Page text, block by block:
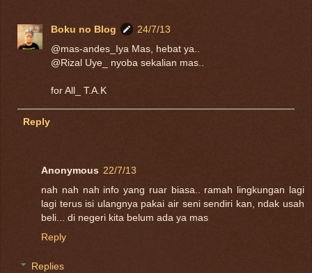
Boku no Blog
24/7/13
@mas-andes_Iya Mas, hebat ya..
@Rizal Uye_ nyoba sekalian mas..
for All_ T.A.K
Reply
Anonymous 22/7/13
nah nah nah info yang ruar biasa.. ramah lingkungan lagi
lagi terus isi ulangnya pakai air seni sendiri kan, ndak usah
beli... di negeri kita belum ada ya mas
Reply
Replies